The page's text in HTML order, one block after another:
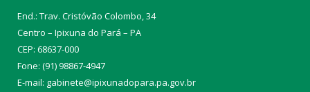
End.: Trav. Cristóvão Colombo, 34
Centro – Ipixuna do Pará – PA
CEP: 68637-000
Fone: (91) 98867-4947
E-mail: gabinete@ipixunadopara.pa.gov.br